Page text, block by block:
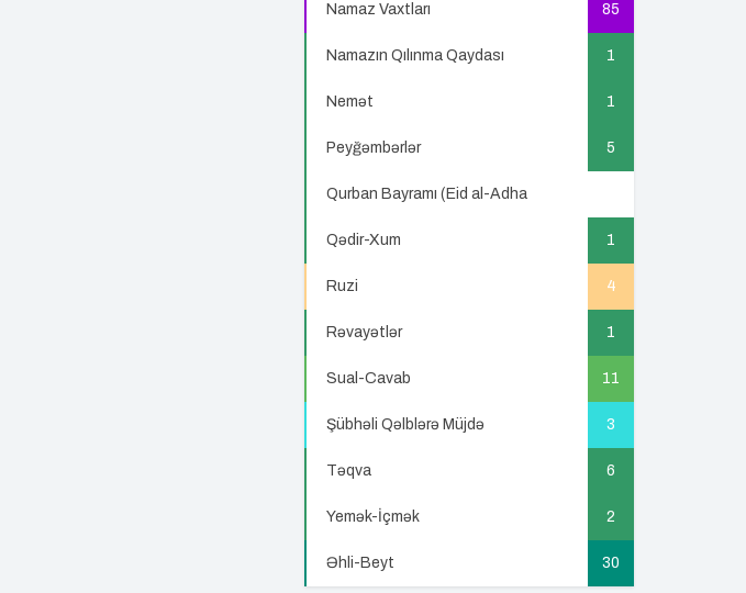
Namaz Vaxtları 85
Namazın Qılınma Qaydası 1
Nemət 1
Peyğəmbərlər 5
Qurban Bayramı (Eid al-Adha
Qədir-Xum 1
Ruzi 4
Rəvayətlər 1
Sual-Cavab 11
Şübhəli Qəlblərə Müjdə 3
Təqva 6
Yemək-İçmək 2
Əhli-Beyt 30